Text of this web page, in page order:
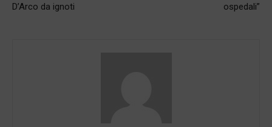
D’Arco da ignoti
ospedali”